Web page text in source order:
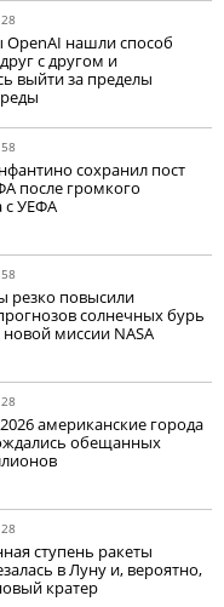
OpenAI нашли способ
с другом и
выйти за пределы
сохранил пост
после громкого
с УЕФА
резко повысили
солнечных бурь
новой миссии NASA
американские города
обещанных
ступень ракеты
в Луну и, вероятно,
кратер